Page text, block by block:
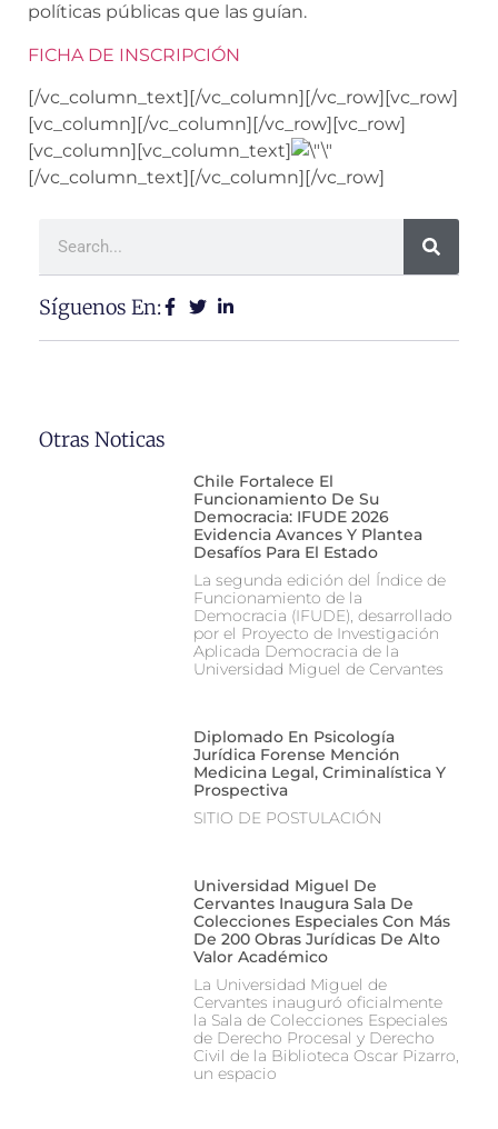
políticas públicas que las guían.
FICHA DE INSCRIPCIÓN
[/vc_column_text][/vc_column][/vc_row][vc_row]
[vc_column][/vc_column][/vc_row][vc_row]
[vc_column][vc_column_text]
[/vc_column_text][/vc_column][/vc_row]
Síguenos En:
Otras Noticas
Chile Fortalece El
Funcionamiento De Su
Democracia: IFUDE 2026
Evidencia Avances Y Plantea
Desafíos Para El Estado
La segunda edición del Índice de
Funcionamiento de la
Democracia (IFUDE), desarrollado
por el Proyecto de Investigación
Aplicada Democracia de la
Universidad Miguel de Cervantes
Diplomado En Psicología
Jurídica Forense Mención
Medicina Legal, Criminalística Y
Prospectiva
SITIO DE POSTULACIÓN
Universidad Miguel De
Cervantes Inaugura Sala De
Colecciones Especiales Con Más
De 200 Obras Jurídicas De Alto
Valor Académico
La Universidad Miguel de
Cervantes inauguró oficialmente
la Sala de Colecciones Especiales
de Derecho Procesal y Derecho
Civil de la Biblioteca Oscar Pizarro,
un espacio